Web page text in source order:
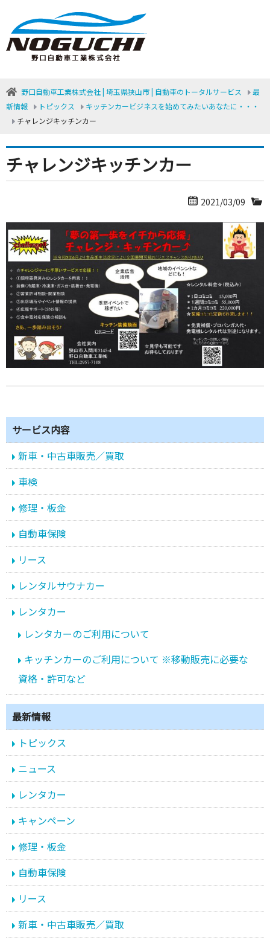
野口自動車工業株式会社 | 埼玉県狭山市 | 自動車のトータルサービス
最
新情報
トピックス
キッチンカービジネスを始めてみたいあなたに・・・
チャレンジキッチンカー
チャレンジキッチンカー
2021/03/09
サービス内容
新車・中古車販売／買取
車検
修理・板金
自動車保険
リース
レンタルサウナカー
レンタカー
レンタカーのご利用について
キッチンカーのご利用について ※移動販売に必要な
資格・許可など
最新情報
トピックス
ニュース
レンタカー
キャンペーン
修理・板金
自動車保険
リース
新車・中古車販売／買取